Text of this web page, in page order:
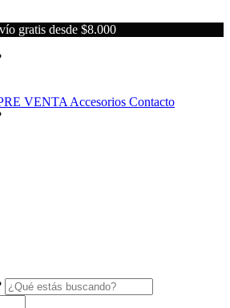
gratis desde $8.000
VENTA Accesorios Contacto